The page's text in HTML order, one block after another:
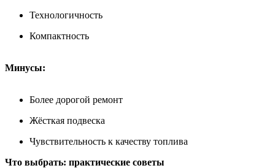
Технологичность
Компактность
Минусы:
Более дорогой ремонт
Жёсткая подвеска
Чувствительность к качеству топлива
Что выбрать: практические советы